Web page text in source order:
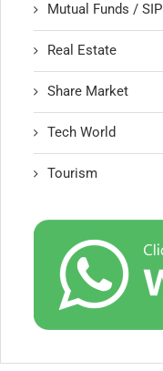
Mutual Funds / SIP
Real Estate
Share Market
Tech World
Tourism